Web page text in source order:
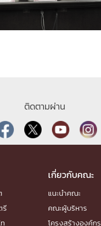
ติดตามผ่าน
เกี่ยวกับคณะ
แนะนำคณะ
คณะผู้บริหาร
โครงสร้างองค์กร